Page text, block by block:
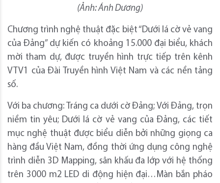
(Ảnh: Ánh Dương)
Chương trình nghệ thuật đặc biệt “Dưới lá cờ vẻ vang
của Đảng” dự kiến có khoảng 15.000 đại biểu, khách
mời tham dự, được truyền hình trực tiếp trên kênh
VTV1 của Đài Truyền hình Việt Nam và các nền tảng
số.
Với ba chương: Tráng ca dưới cờ Đảng; Với Đảng, trọn
niềm tin yêu; Dưới lá cờ vẻ vang của Đảng, các tiết
mục nghệ thuật được biểu diễn bởi những giọng ca
hàng đầu Việt Nam, đồng thời ứng dụng công nghệ
trình diễn 3D Mapping, sân khấu đa lớp với hệ thống
trên 3000 m2 LED di động hiện đại…Màn bắn pháo